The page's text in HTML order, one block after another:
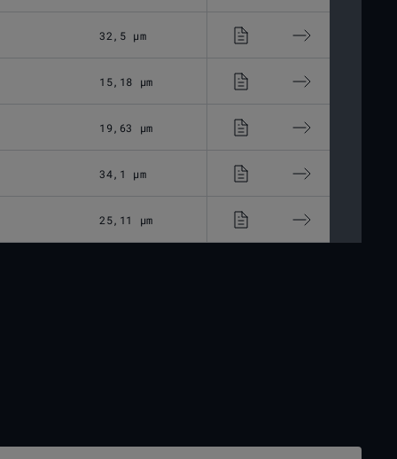
32,5 μm Optisches Glas
15,18 μm Optisches Glas
19,63 μm Optisches Glas
34,1 μm Optisches Glas
25,11 μm Optisches Glas